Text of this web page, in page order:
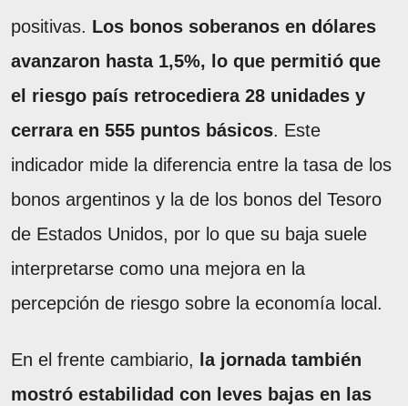
positivas. Los bonos soberanos en dólares
avanzaron hasta 1,5%, lo que permitió que
el riesgo país retrocediera 28 unidades y
cerrara en 555 puntos básicos. Este
indicador mide la diferencia entre la tasa de los
bonos argentinos y la de los bonos del Tesoro
de Estados Unidos, por lo que su baja suele
interpretarse como una mejora en la
percepción de riesgo sobre la economía local.
En el frente cambiario,
la jornada también
mostró estabilidad con leves bajas en las